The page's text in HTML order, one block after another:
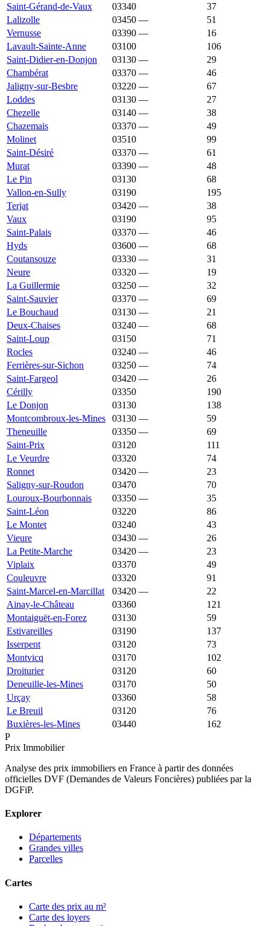
Saint-Gérand-de-Vaux
03340
37
Lalizolle
03450 —
51
Vernusse
03390 —
16
Lavault-Sainte-Anne
03100
106
Saint-Didier-en-Donjon
03130 —
29
Chambérat
03370 —
46
Jaligny-sur-Besbre
03220 —
67
Loddes
03130 —
27
Chezelle
03140 —
38
Chazemais
03370 —
49
Molinet
03510
99
Saint-Désiré
03370 —
61
Murat
03390 —
48
Le Pin
03130
68
Vallon-en-Sully
03190
195
Terjat
03420 —
38
Vaux
03190
95
Saint-Palais
03370 —
46
Hyds
03600 —
68
Coutansouze
03330 —
31
Neure
03320 —
19
La Guillermie
03250 —
32
Saint-Sauvier
03370 —
69
Le Bouchaud
03130 —
21
Deux-Chaises
03240 —
68
Saint-Loup
03150
71
Rocles
03240 —
46
Ferrières-sur-Sichon
03250 —
74
Saint-Fargeol
03420 —
26
Cérilly
03350
190
Le Donjon
03130
138
Montcombroux-les-Mines
03130 —
59
Theneuille
03350 —
69
Saint-Prix
03120
111
Le Veurdre
03320
74
Ronnet
03420 —
23
Saligny-sur-Roudon
03470
70
Louroux-Bourbonnais
03350 —
35
Saint-Léon
03220
86
Le Montet
03240
43
Vieure
03430 —
26
La Petite-Marche
03420 —
23
Viplaix
03370
49
Couleuvre
03320
91
Saint-Marcel-en-Marcillat
03420 —
22
Ainay-le-Château
03360
121
Montaiguët-en-Forez
03130
59
Estivareilles
03190
137
Isserpent
03120
73
Montvicq
03170
102
Droiturier
03120
60
Deneuille-les-Mines
03170
50
Urçay
03360
58
Le Breuil
03120
76
Buxières-les-Mines
03440
162
P
Prix Immobilier
Analyse des prix immobiliers en France à partir des données
officielles DVF (Demandes de Valeurs Foncières) publiées par la
DGFiP.
Explorer
Départements
Grandes villes
Parcelles
Cartes
Carte des prix au m²
Carte des loyers